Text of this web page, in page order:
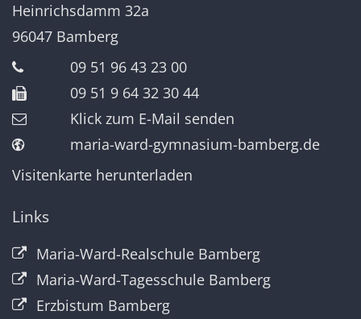
Heinrichsdamm 32a
96047 Bamberg
09 51 96 43 23 00
09 51 9 64 32 30 44
Klick zum E-Mail senden
maria-ward-gymnasium-bamberg.de
Visitenkarte herunterladen
Links
Maria-Ward-Realschule Bamberg
Maria-Ward-Tagesschule Bamberg
Erzbistum Bamberg